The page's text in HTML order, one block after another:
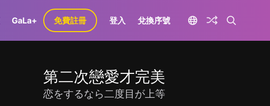
GaLa+ 免費註冊 登入 兌換序號
第二次戀愛才完美
恋をするなら二度目が上等